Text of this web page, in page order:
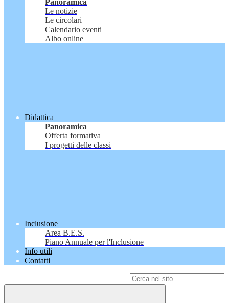
Panoramica
Le notizie
Le circolari
Calendario eventi
Albo online
Didattica
Panoramica
Offerta formativa
I progetti delle classi
Inclusione
Area B.E.S.
Piano Annuale per l'Inclusione
Info utili
Contatti